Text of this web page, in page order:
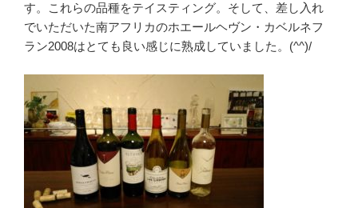
す。これらの品種をテイスティング。そして、差し入れ
でいただいた南アフリカのホエールヘヴン・カベルネフ
ラン2008はとても良い感じに熟成していました。(^^)/